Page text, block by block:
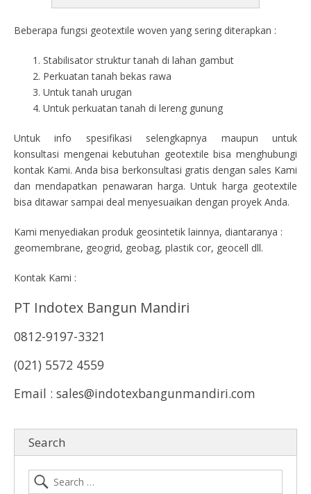
Beberapa fungsi geotextile woven yang sering diterapkan :
Stabilisator struktur tanah di lahan gambut
Perkuatan tanah bekas rawa
Untuk tanah urugan
Untuk perkuatan tanah di lereng gunung
Untuk info spesifikasi selengkapnya maupun untuk
konsultasi mengenai kebutuhan geotextile bisa menghubungi
kontak Kami. Anda bisa berkonsultasi gratis dengan sales Kami
dan mendapatkan penawaran harga. Untuk harga geotextile
bisa ditawar sampai deal menyesuaikan dengan proyek Anda.
Kami menyediakan produk geosintetik lainnya, diantaranya :
geomembrane, geogrid, geobag, plastik cor, geocell dll.
Kontak Kami :
PT Indotex Bangun Mandiri
0812-9197-3321
(021) 5572 4559
Email : sales@indotexbangunmandiri.com
Search